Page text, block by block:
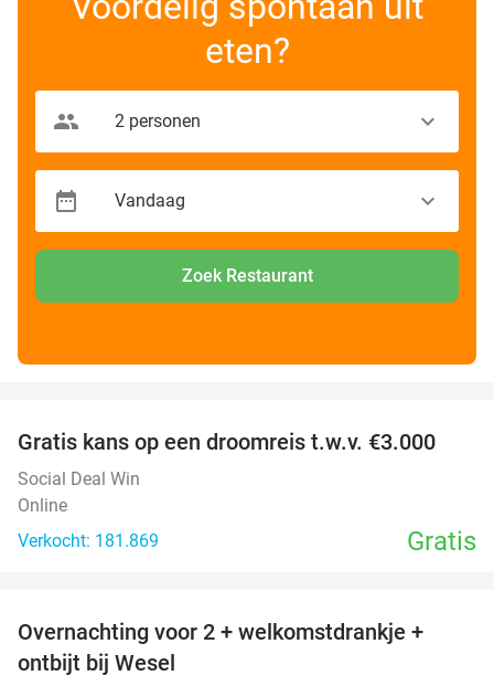
eten?
Zoek Restaurant
Gratis kans op een droomreis t.w.v. €3.000
Social Deal Win
Online
Verkocht: 181.869
Gratis
Overnachting voor 2 + welkomstdrankje +
ontbijt bij Wesel